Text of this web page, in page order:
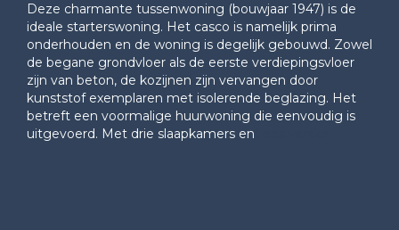
Deze charmante tussenwoning (bouwjaar 1947) is de
ideale starterswoning. Het casco is namelijk prima
onderhouden en de woning is degelijk gebouwd. Zowel
de begane grondvloer als de eerste verdiepingsvloer
zijn van beton, de kozijnen zijn vervangen door
kunststof exemplaren met isolerende beglazing. Het
betreft een voormalige huurwoning die eenvoudig is
uitgevoerd. Met drie slaapkamers en